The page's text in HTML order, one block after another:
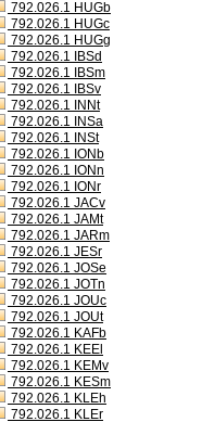
792.026.1 HUGb
792.026.1 HUGc
792.026.1 HUGg
792.026.1 IBSd
792.026.1 IBSm
792.026.1 IBSv
792.026.1 INNt
792.026.1 INSa
792.026.1 INSt
792.026.1 IONb
792.026.1 IONn
792.026.1 IONr
792.026.1 JACv
792.026.1 JAMt
792.026.1 JARm
792.026.1 JESr
792.026.1 JOSe
792.026.1 JOTn
792.026.1 JOUc
792.026.1 JOUt
792.026.1 KAFb
792.026.1 KEEl
792.026.1 KEMv
792.026.1 KESm
792.026.1 KLEh
792.026.1 KLEr